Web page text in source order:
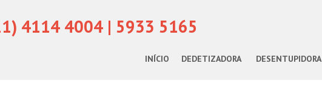
4114 4004 | 5933 5165
INÍCIO DEDETIZADORA DESENTUPIDORA